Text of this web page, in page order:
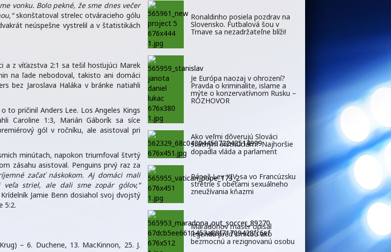
vonku. Bolo pekné, že sme dnes večer
skonštatoval strelec otváracieho gólu
neúspešne vystrelil a v štatistikách
a z víťazstva 2:1 sa tešil hosťujúci Marek
na ľade nebodoval, takisto ani domáci
bez Jaroslava Haláka v bránke natiahli
to pričinil Anders Lee. Los Angeles Kings
Caroline 1:3, Marián Gáborík sa síce
gól v ročníku, ale asistoval pri
minútach, napokon triumfoval štvrtý
zásahu asistoval. Penguins prvý raz za
začať náskokom. Aj domáci mali
striel, ale dali sme zopár gólov,“
Jamie Benn dosiahol svoj dvojstý
5:2.
– 6. Duchene, 13. MacKinnon, 25. J.
Ronaldinho posiela pozdrav na
Slovensko. Futbalová šou v
Trnave sa nezadržateľne blíži!
Je Európa naozaj v ohrození?
Pravda o kriminalite, islame a
mýte o konzervatívnom Rusku –
ROZHOVOR
Ako veľmi dôverujú Slováci
štátnym inštitúciám? Najhoršie
dopadla vláda a parlament
Pápež Lev XIV. sa vo Francúzsku
stretne s obeťami sexuálneho
zneužívania kňazmi
Maradonov masér opísal
legendu pred smrťou ako
bezmocnú a rezignovanú osobu